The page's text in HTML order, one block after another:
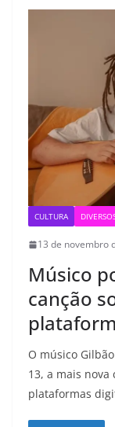
CULTURA
13 de novembro
Músico
canção
O músico
13, a mais nova
plataformas